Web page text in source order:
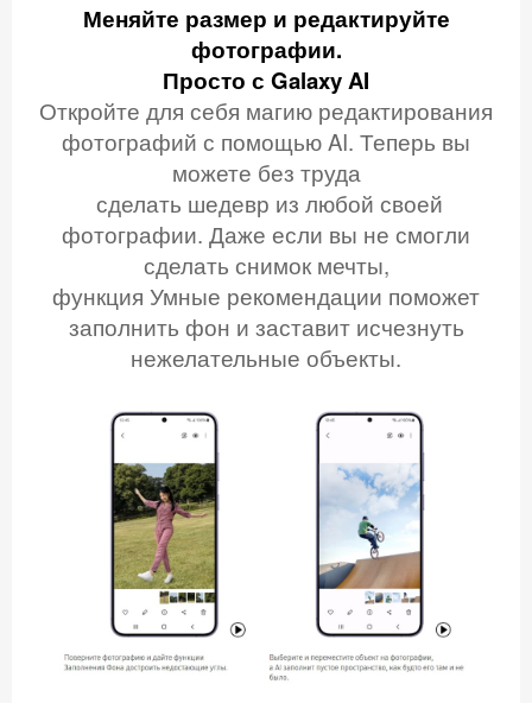
Меняйте размер и редактируйте
фотографии.
Просто с Galaxy AI
Откройте для себя магию редактирования
фотографий с помощью AI. Теперь вы
можете без труда
сделать шедевр из любой своей
фотографии. Даже если вы не смогли
сделать снимок мечты,
функция Умные рекомендации поможет
заполнить фон и заставит исчезнуть
нежелательные объекты.